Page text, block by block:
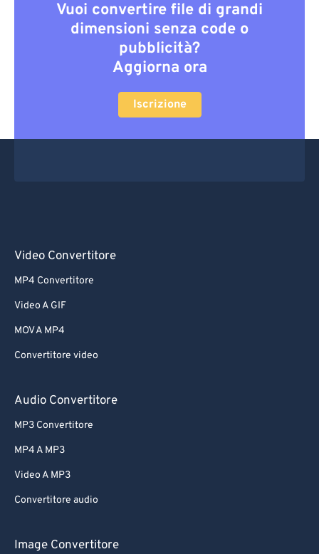
Vuoi convertire file di grandi
dimensioni senza code o
pubblicità?
Aggiorna ora
Iscrizione
Video Convertitore
MP4 Convertitore
Video A GIF
MOV A MP4
Convertitore video
Audio Convertitore
MP3 Convertitore
MP4 A MP3
Video A MP3
Convertitore audio
Image Convertitore